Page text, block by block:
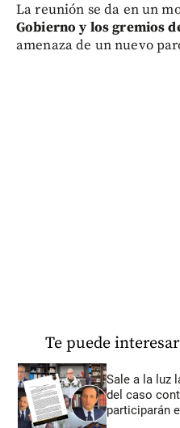
La reunión se da en un
Gobierno y los gremios
amenaza de un nuevo
Te puede interesar
Sale a la luz
del caso
participarán